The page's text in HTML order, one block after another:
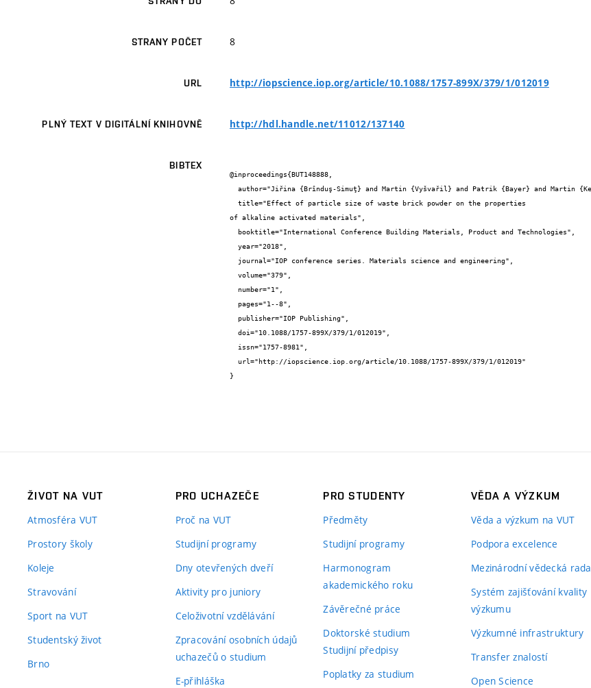
STRANY POČET 8
URL http://iopscience.iop.org/article/10.1088/1757-899X/379/1/012019
PLNÝ TEXT V DIGITÁLNÍ KNIHOVNĚ http://hdl.handle.net/11012/137140
BIBTEX
@inproceedings{BUT148888,
of alkaline activated materials",
}
ŽIVOT NA VUT
Atmosféra VUT
Prostory školy
Koleje
Stravování
Sport na VUT
Studentský život
Brno
PRO UCHAZEČE
Proč na VUT
Studijní programy
Dny otevřených dveří
Aktivity pro juniory
Celoživotní vzdělávání
Zpracování osobních údajů
uchazečů o studium
E-přihláška
PRO STUDENTY
Předměty
Studijní programy
Harmonogram
akademického roku
Závěrečné práce
Doktorské studium
Studijní předpisy
Poplatky za studium
VĚDA A VÝZKUM
Věda a výzkum na VUT
Podpora excelence
Mezinárodní vědecká rada
Systém zajišťování kvality
výzkumu
Výzkumné infrastruktury
Transfer znalostí
Open Science